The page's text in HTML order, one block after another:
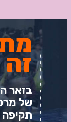
זה 2020
בזאר
של
תקיפה